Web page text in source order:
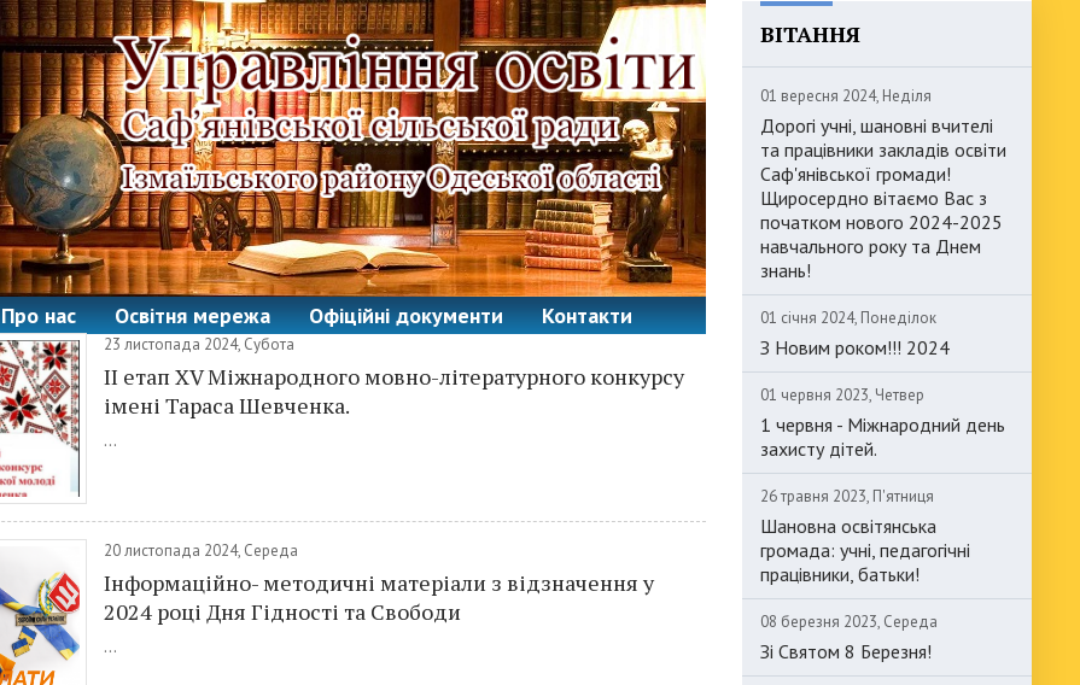
Про нас Освітня мережа Офіційні документи Контакти
23 листопада 2024, Субота
ІІ етап XV Міжнародного мовно-літературного конкурсу
імені Тараса Шевченка.
...
20 листопада 2024, Середа
Інформаційно- методичні матеріали з відзначення у
2024 році Дня Гідності та Свободи
...
ВІТАННЯ
01 вересня 2024, Неділя
Дорогі учні, шановні вчителі
та працівники закладів освіти
Саф'янівської громади!
Щиросердно вітаємо Вас з
початком нового 2024-2025
навчального року та Днем
знань!
01 січня 2024, Понеділок
З Новим роком!!! 2024
01 червня 2023, Четвер
1 червня - Міжнародний день
захисту дітей.
26 травня 2023, П'ятниця
Шановна освітянська
громада: учні, педагогічні
працівники, батьки!
08 березня 2023, Середа
Зі Святом 8 Березня!